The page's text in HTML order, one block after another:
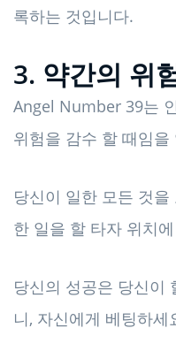
록하는 것입니다.
3. 약간의 위
Angel Number 39는
위험을 감수 할 때임
당신이 일한 모든 것
한 일을 할 타자 위치
당신의 성공은 당신이
니, 자신에게 베팅하세